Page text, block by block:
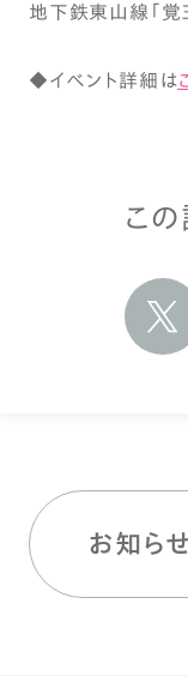
地下鉄東山線「覚
◆イベント詳細は
こ
お知ら